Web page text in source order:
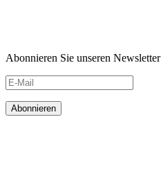
Abonnieren Sie unseren Newsletter